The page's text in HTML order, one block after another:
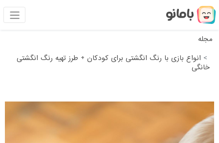
مجله
انواع بازی با رنگ انگشتی برای کودکان + طرز تهیه رنگ انگشتی
خانگی